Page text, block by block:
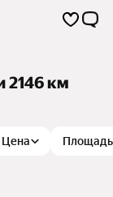
2146 км
Цена Площадь